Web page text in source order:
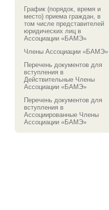
График (порядок, время и
место) приема граждан, в
том числе представителей
юридических лиц в
Ассоциации «БАМЭ»
Члены Ассоциации «БАМЭ»
Перечень документов для
вступления в
Действительные Члены
Ассоциации «БАМЭ»
Перечень документов для
вступления в
Ассоциированные Члены
Ассоциации «БАМЭ»